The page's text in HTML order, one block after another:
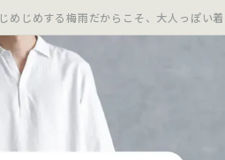
じめじめする梅雨だからこそ、大人っぽい